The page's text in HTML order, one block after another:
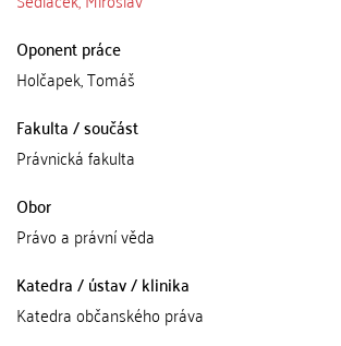
Oponent práce
Holčapek, Tomáš
Fakulta / součást
Právnická fakulta
Obor
Právo a právní věda
Katedra / ústav / klinika
Katedra občanského práva